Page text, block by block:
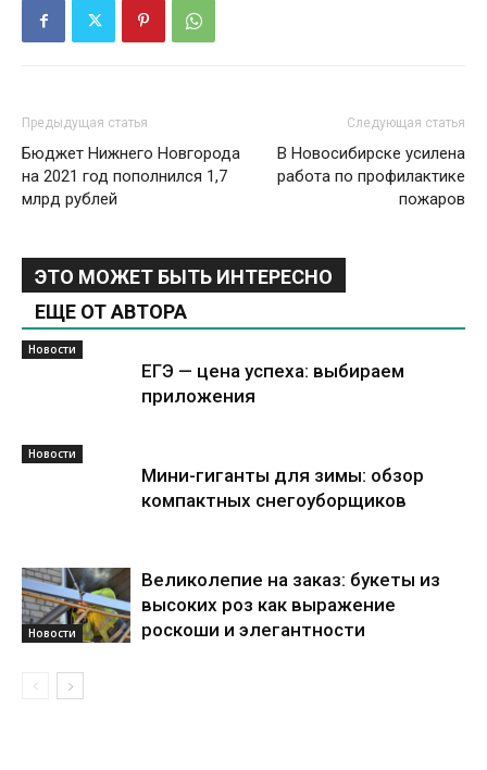
Предыдущая статья
Бюджет Нижнего Новгорода
на 2021 год пополнился 1,7
млрд рублей
Следующая статья
В Новосибирске усилена
работа по профилактике
пожаров
ЭТО МОЖЕТ БЫТЬ ИНТЕРЕСНО
ЕЩЕ ОТ АВТОРА
Новости
ЕГЭ — цена успеха: выбираем
приложения
Новости
Мини-гиганты для зимы: обзор
компактных снегоуборщиков
Новости
Великолепие на заказ: букеты из
высоких роз как выражение
роскоши и элегантности